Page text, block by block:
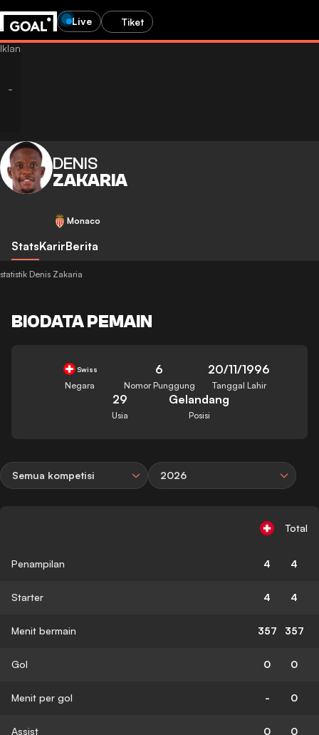
Live Tiket
DENIS
ZAKARIA
Monaco
StatsKarirBerita
statistik Denis Zakaria
BIODATA PEMAIN
Swiss
Negara
6
Nomor Punggung
20/11/1996
Tanggal Lahir
29
Usia
Gelandang
Posisi
Semua kompetisi 2026
Total
Penampilan 4 4
Starter 4 4
Menit bermain 357 357
Gol 0 0
Menit per gol - 0
Assist 0 0